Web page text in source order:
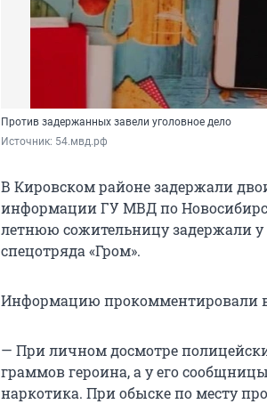
Против задержанных завели уголовное дело
Источник: 54.мвд.рф
В Кировском районе задержали
информации ГУ МВД по
летнюю сожительницу задержали
спецотряда «Гром».
Информацию прокомментировали
— При личном досмотре
граммов героина, а у его
наркотика. При обыске по месту